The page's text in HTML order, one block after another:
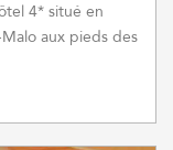
4* situé en
aux pieds des